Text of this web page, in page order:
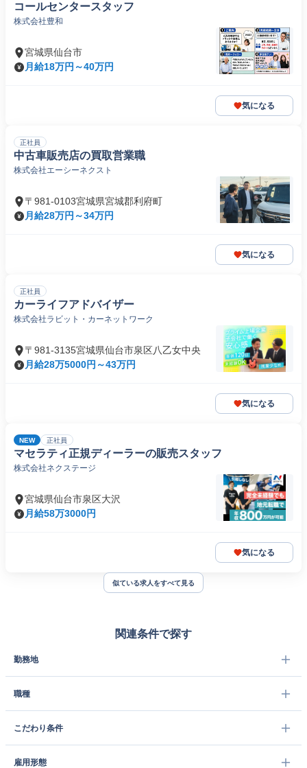
コールセンタースタッフ
株式会社豊和
宮城県仙台市
月給18万円～40万円
気になる
正社員
中古車販売店の買取営業職
株式会社エーシーネクスト
〒981-0103宮城県宮城郡利府町
月給28万円～34万円
気になる
正社員
カーライフアドバイザー
株式会社ラビット・カーネットワーク
〒981-3135宮城県仙台市泉区八乙女中央
月給28万5000円～43万円
気になる
NEW 正社員
マセラティ正規ディーラーの販売スタッフ
株式会社ネクステージ
宮城県仙台市泉区大沢
月給58万3000円
気になる
似ている求人をすべて見る
関連条件で探す
勤務地
職種
こだわり条件
雇用形態